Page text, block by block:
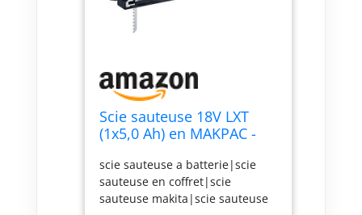
Scie sauteuse 18V LXT
(1x5,0 Ah) en MAKPAC -
scie sauteuse a batterie|scie
sauteuse en coffret|scie
sauteuse makita|scie sauteuse